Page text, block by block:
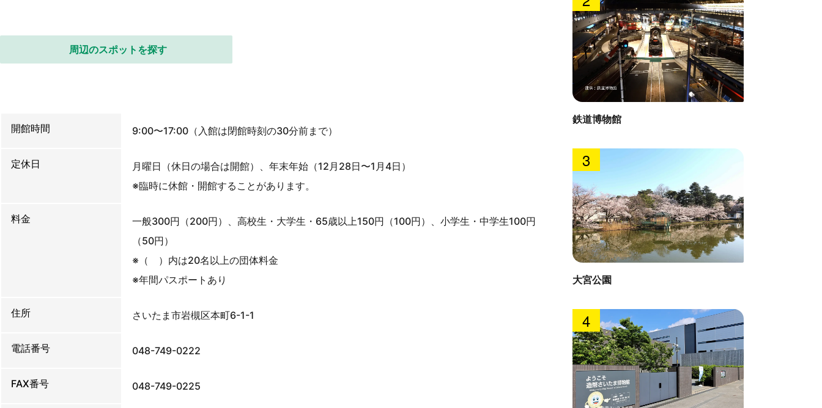
周辺のスポットを探す
開館時間 9:00〜17:00（入館は閉館時刻の30分前まで）
定休日
月曜日（休日の場合は開館）、年末年始（12月28日〜1月4日）
※臨時に休館・開館することがあります。
料金
一般300円（200円）、高校生・大学生・65歳以上150円（100円）、小学生・中学生100円
（50円）
※（ ）内は20名以上の団体料金
※年間パスポートあり
住所 さいたま市岩槻区本町6-1-1
電話番号 048-749-0222
FAX番号 048-749-0225
鉄道博物館
大宮公園
3
4